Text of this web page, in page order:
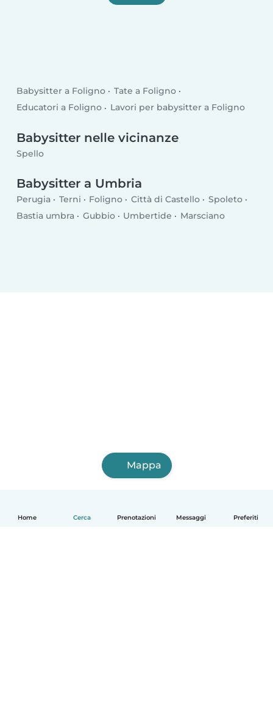
Home Cerca Prenotazioni Messaggi Preferiti
Babysitter a Foligno
Tate a Foligno
Educatori a Foligno
Lavori per babysitter a Foligno
Babysitter nelle vicinanze
Spello
Babysitter a Umbria
Perugia Terni Foligno Città di Castello
Spoleto
Bastia umbra
Gubbio Umbertide Marsciano
Mappa